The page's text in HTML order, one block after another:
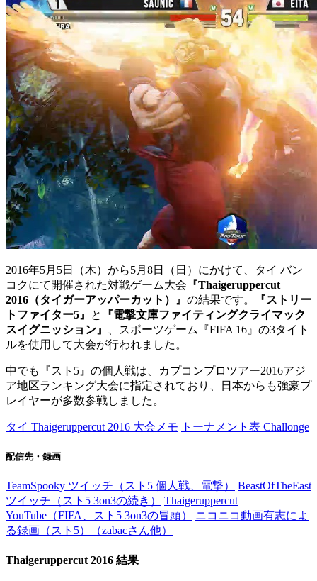
2016年5月5日（木）から5月8日（日）にかけて、タイ バン
コクにて開催された対戦ゲーム大会 『Thaigeruppercut
2016（タイガーアッパーカット）』 の結果です。
『ストリー
トファイター5』
と
『電撃文庫ファイティングクライマック
スイグニッション』
、スポーツゲーム『FIFA 16』の3タイト
ルを使用して大会が行われました。
中でも『スト5』の個人戦は、カプコンプロツアー2016アジ
ア地区ランキング大会に指定されており、日本からも強豪プ
レイヤーが多数参戦しました。
タイ Thaigeruppercut 2016 大会メモ トーナメント表 Challonge
配信先・録画
TeamSpooky ツイッチ（スト5 個人戦、電撃）
BeastOfTheEast
ツイッチ（スト5 3on3の続き）
Thaigeruppercut
YouTube（FIFA、スト5 3on3の冒頭）
ニコニコ動画有志によ
る録画（スト5）（zabacさん他）
Thaigeruppercut 2016 結果